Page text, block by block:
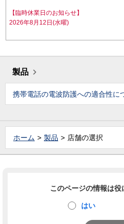
【臨時休業日のお知らせ】
2026年8月12日(水曜)
製品
携帯電話の電波防護への適合性に
ホーム 製品 店舗の選択
このページの情報は役
はい